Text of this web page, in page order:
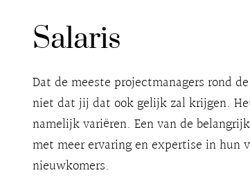
Salaris
Dat de meeste projectmanagers rond
niet dat jij dat ook gelijk zal krijgen.
namelijk variëren. Een van de
met meer ervaring en expertise in hun
nieuwkomers.